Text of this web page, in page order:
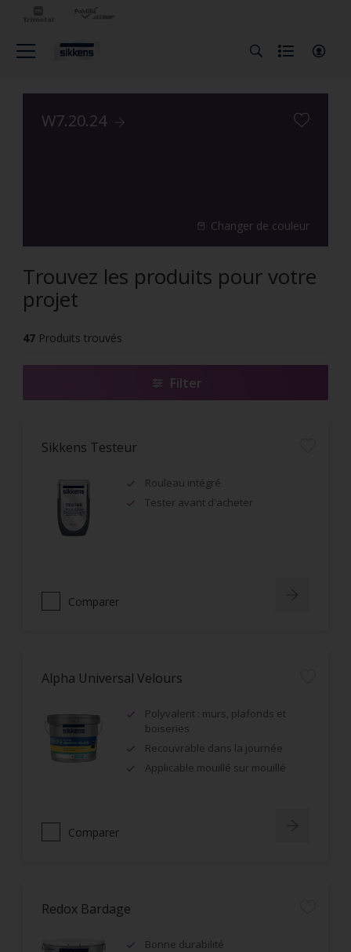
W7.20.24
Changer de couleur
Trouvez les produits pour votre
projet
47 Produits trouvés
Filter
Sikkens Testeur
Rouleau intégré
Tester avant d'acheter
Comparer
Alpha Universal Velours
Polyvalent : murs, plafonds et
boiseries
Recouvrable dans la journée
Applicable mouillé sur mouillé
Comparer
Redox Bardage
Bonne durabilité